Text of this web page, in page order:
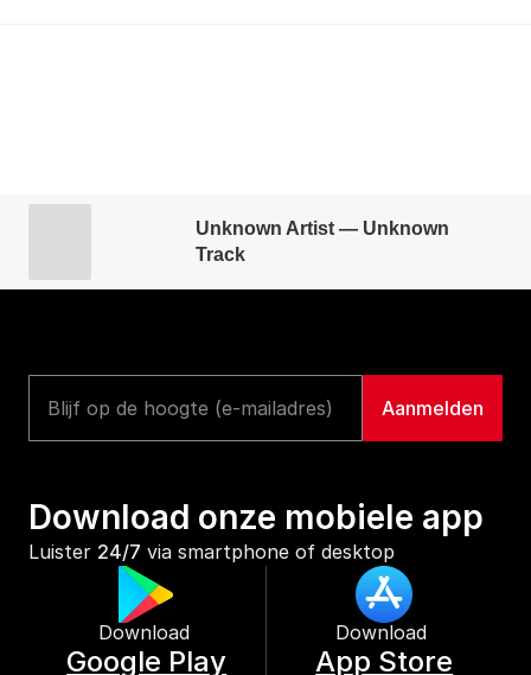
Unknown Artist — Unknown
Track
Download onze mobiele app
Luister 24/7 via smartphone of desktop
Download
Google Play
Download
App Store